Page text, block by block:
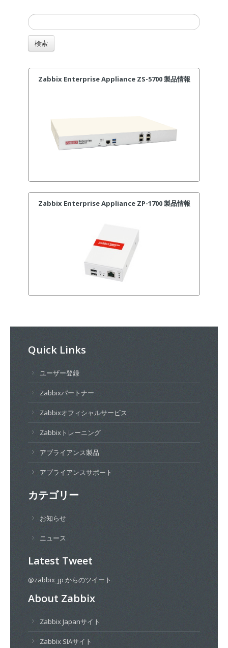
Zabbix Enterprise Appliance ZS-5700 製品情報
Zabbix Enterprise Appliance ZP-1700 製品情報
Quick Links
ユーザー登録
Zabbixパートナー
Zabbixオフィシャルサービス
Zabbixトレーニング
アプライアンス製品
アプライアンスサポート
カテゴリー
お知らせ
ニュース
Latest Tweet
@zabbix_jp からのツイート
About Zabbix
Zabbix Japanサイト
Zabbix SIAサイト